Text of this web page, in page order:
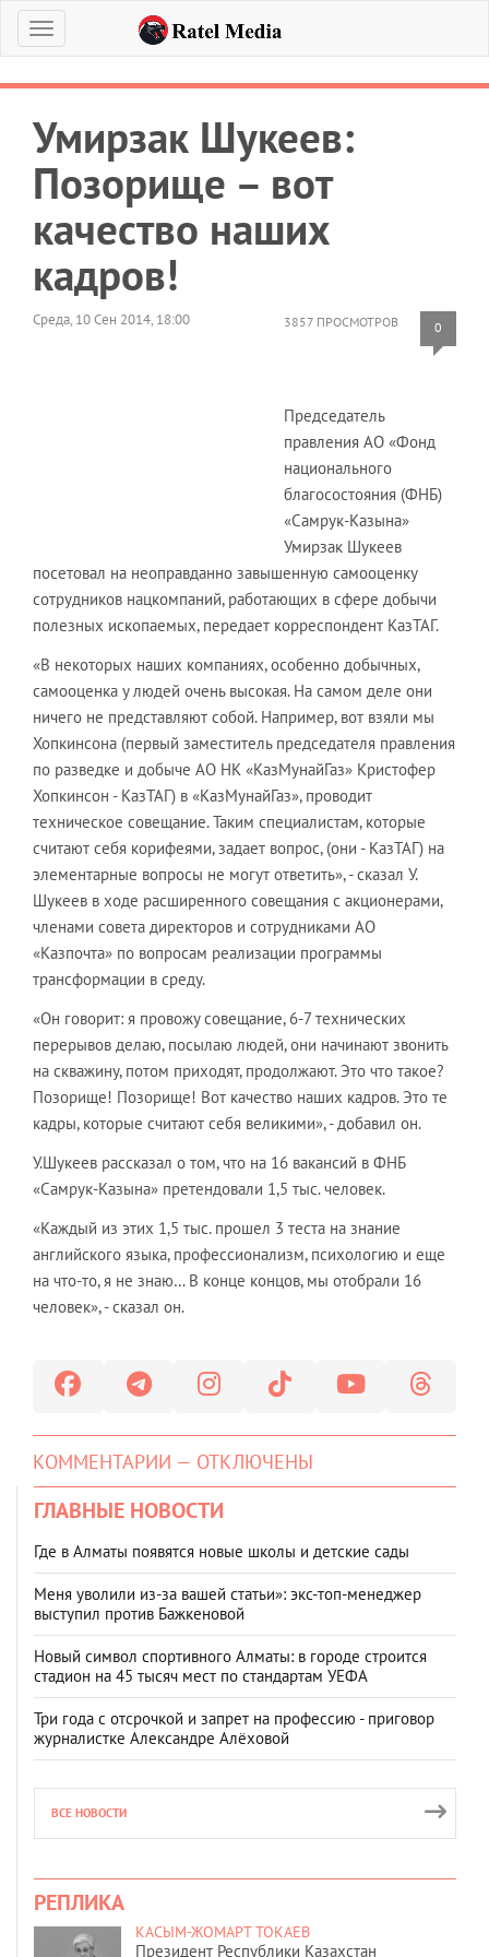
Меню
Умирзак Шукеев:
Позорище – вот
качество наших
кадров!
3857 ПРОСМОТРОВ 0
Среда, 10 Сен 2014, 18:00
Председатель
правления АО «Фонд
национального
благосостояния (ФНБ)
«Самрук-Казына»
Умирзак Шукеев
посетовал на неоправданно завышенную самооценку
сотрудников нацкомпаний, работающих в сфере добычи
полезных ископаемых, передает корреспондент КазТАГ.
«В некоторых наших компаниях, особенно добычных,
самооценка у людей очень высокая. На самом деле они
ничего не представляют собой. Например, вот взяли мы
Хопкинсона (первый заместитель председателя правления
по разведке и добыче АО НК «КазМунайГаз» Кристофер
Хопкинсон - КазТАГ) в «КазМунайГаз», проводит
техническое совещание. Таким специалистам, которые
считают себя корифеями, задает вопрос, (они - КазТАГ) на
элементарные вопросы не могут ответить», - сказал У.
Шукеев в ходе расширенного совещания с акционерами,
членами совета директоров и сотрудниками АО
«Казпочта» по вопросам реализации программы
трансформации в среду.
«Он говорит: я провожу совещание, 6-7 технических
перерывов делаю, посылаю людей, они начинают звонить
на скважину, потом приходят, продолжают. Это что такое?
Позорище! Позорище! Вот качество наших кадров. Это те
кадры, которые считают себя великими», - добавил он.
У.Шукеев рассказал о том, что на 16 вакансий в ФНБ
«Самрук-Казына» претендовали 1,5 тыс. человек.
«Каждый из этих 1,5 тыс. прошел 3 теста на знание
английского языка, профессионализм, психологию и еще
на что-то, я не знаю… В конце концов, мы отобрали 16
человек», - сказал он.
КОММЕНТАРИИ — ОТКЛЮЧЕНЫ
ГЛАВНЫЕ НОВОСТИ
Где в Алматы появятся новые школы и детские сады
Меня уволили из-за вашей статьи»: экс-топ-менеджер
выступил против Бажкеновой
Новый символ спортивного Алматы: в городе строится
стадион на 45 тысяч мест по стандартам УЕФА
Три года с отсрочкой и запрет на профессию - приговор
журналистке Александре Алёховой
ВСЕ НОВОСТИ
РЕПЛИКА
КАСЫМ-ЖОМАРТ ТОКАЕВ
Президент Республики Казахстан